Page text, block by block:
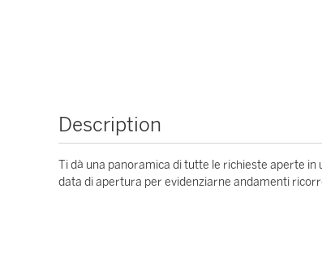
Description
Ti dà una panoramica di tutte le richieste aperte
data di apertura per evidenziarne andamenti